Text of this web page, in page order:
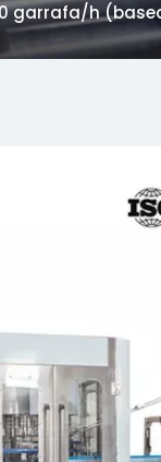
garrafa/h